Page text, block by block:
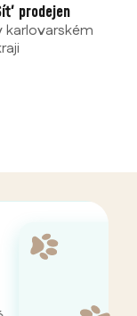
prodejen
karlovarském